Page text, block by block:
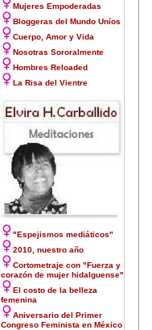
Mujeres Empoderadas
Bloggeras del Mundo Uníos
Cuerpo, Amor y Vida
Nosotras Sororalmente
Hombres Reloaded
La Risa del Vientre
"Espejismos mediáticos"
2010, nuestro año
Cortometraje con "Fuerza y
corazón de mujer hidalguense"
El costo de la belleza
femenina
Aniversario del Primer
Congreso Feminista en México